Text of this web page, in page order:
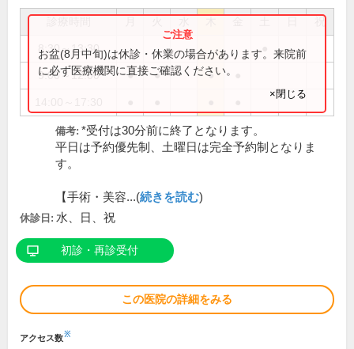
祝
8:30～13:30
9:00～12:00 ● ● ●
お盆(8月中旬)は休診・休業の場合があります。来院前
に必ず医療機関に直接ご確認ください。
×閉じる
備考: *受付は30分前に終了となります。
平日は予約優先制、土曜日は完全予約制となりま
す。
【手術・美容...(続きを読む)
休診日: 水、日、祝
初診・再診受付
この医院の詳細をみる
アクセス数※